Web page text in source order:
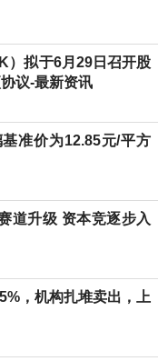
）拟于6月29日召开股
议-最新资讯
准价为12.85元/平方
道升级 资本竞逐步入
，机构扎堆卖出，上